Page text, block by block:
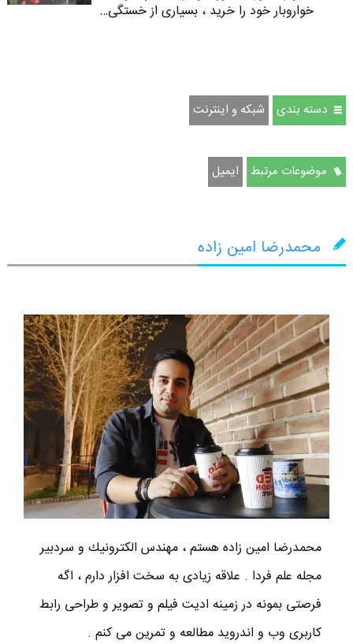
خواروبار خود را خرید ، بسیاری از خستگی…
دسته بندی شبکه و اینترنت
موضوعات مرتبط ایمیل
محمدرضا امین زاده
محمدرضا امين زاده هستم ، مهندس الكترونيك و سردبير
مجله علم فردا . علاقه زیادی به سخت افزار دارم ، اگه
فرصتی بمونه در زمینه ادیت فیلم و تصویر و طراحی رابط
کاربری وب و اندروید مطالعه و تمرین می کنم .